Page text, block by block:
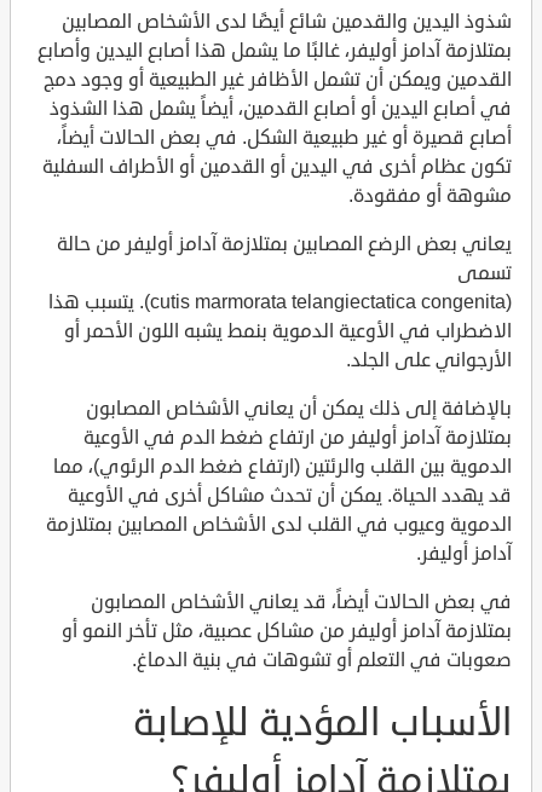
شذوذ اليدين والقدمين شائع أيضًا لدى الأشخاص المصابين
بمتلازمة آدامز أوليفر، غالبًا ما يشمل هذا أصابع اليدين وأصابع
القدمين ويمكن أن تشمل الأظافر غير الطبيعية أو وجود دمج
في أصابع اليدين أو أصابع القدمين، أيضاً يشمل هذا الشذوذ
أصابع قصيرة أو غير طبيعية الشكل. في بعض الحالات أيضاً،
تكون عظام أخرى في اليدين أو القدمين أو الأطراف السفلية
مشوهة أو مفقودة.
يعاني بعض الرضع المصابين بمتلازمة آدامز أوليفر من حالة
تسمى
(cutis marmorata telangiectatica congenita). يتسبب هذا
الاضطراب في الأوعية الدموية بنمط يشبه اللون الأحمر أو
الأرجواني على الجلد.
بالإضافة إلى ذلك يمكن أن يعاني الأشخاص المصابون
بمتلازمة آدامز أوليفر من ارتفاع ضغط الدم في الأوعية
الدموية بين القلب والرئتين (ارتفاع ضغط الدم الرئوي)، مما
قد يهدد الحياة. يمكن أن تحدث مشاكل أخرى في الأوعية
الدموية وعيوب في القلب لدى الأشخاص المصابين بمتلازمة
آدامز أوليفر.
في بعض الحالات أيضاً، قد يعاني الأشخاص المصابون
بمتلازمة آدامز أوليفر من مشاكل عصبية، مثل تأخر النمو أو
صعوبات في التعلم أو تشوهات في بنية الدماغ.
الأسباب المؤدية للإصابة
بمتلازمة آدامز أوليفر؟